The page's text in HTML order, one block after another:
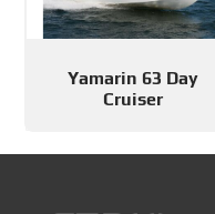
Yamarin 63 Day
Cruiser